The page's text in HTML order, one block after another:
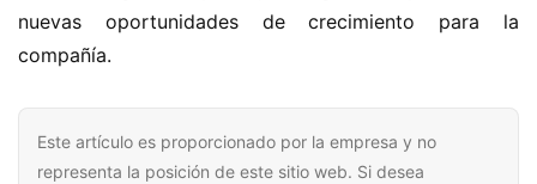
nuevas oportunidades de crecimiento para la
compañía.
Este artículo es proporcionado por la empresa y no
representa la posición de este sitio web. Si desea